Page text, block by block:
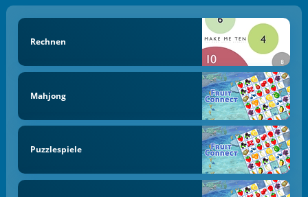
Rechnen
Mahjong
Puzzlespiele